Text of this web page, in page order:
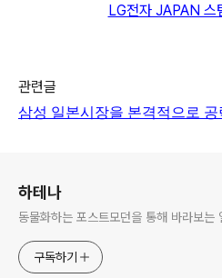
LG전자 JAPAN 스
관련글
삼성 일본시장을 본격적으로 공
하테나
동물화하는 포스트모던을 통해 바라보는
구독하기